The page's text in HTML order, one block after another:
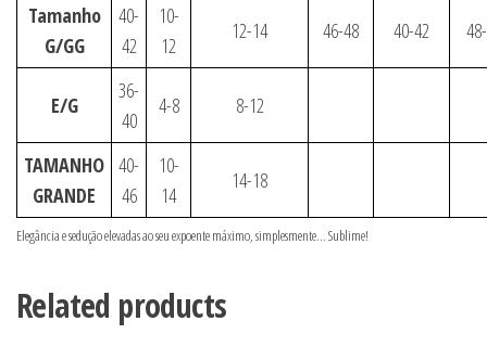
Tamanho
G/GG
40-
42
10-
12
12-14 46-48 40-42
E/G
36-
40
4-8 8-12
TAMANHO
GRANDE
40-
46
10-
14
14-18
Elegância e sedução elevadas ao seu expoente máximo, simplesmente… Sublime!
Related products